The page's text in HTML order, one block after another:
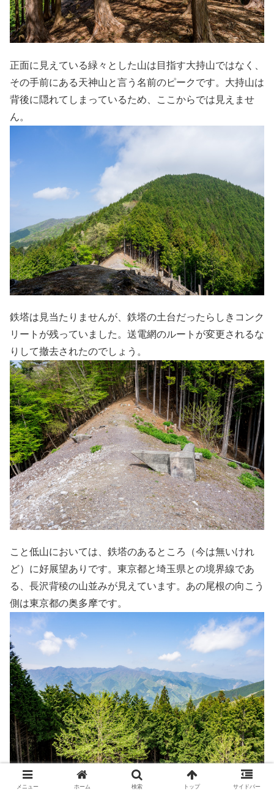
正面に見えている緑々とした山は目指す大持山ではなく、
その手前にある天神山と言う名前のピークです。大持山は
背後に隠れてしまっているため、ここからでは見えませ
ん。
鉄塔は見当たりませんが、鉄塔の土台だったらしきコンク
リートが残っていました。送電網のルートが変更されるな
りして撤去されたのでしょう。
こと低山においては、鉄塔のあるところ（今は無いけれ
ど）に好展望ありです。東京都と埼玉県との境界線であ
る、長沢背稜の山並みが見えています。あの尾根の向こう
側は東京都の奥多摩です。
メニュー ホーム 検索 トップ サイドバー